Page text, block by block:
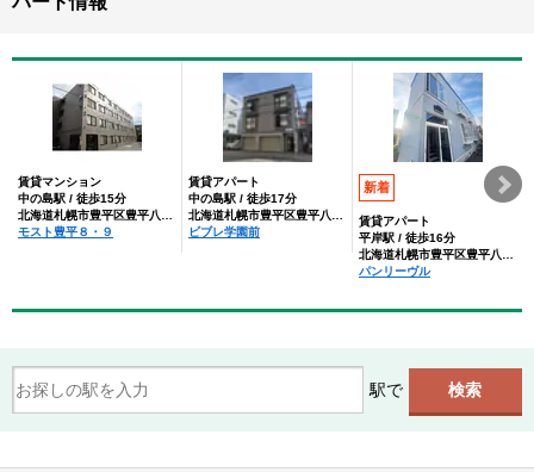
賃貸マンション
中の島駅 / 徒歩15分
モスト豊平８・９
賃貸アパート
中の島駅 / 徒歩17分
ビブレ学園前
新着
賃貸アパート
平岸駅 / 徒歩16分
パンリーヴル
駅で